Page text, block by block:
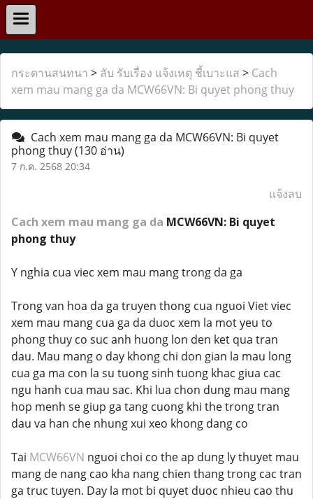
กระดานสนทนา > ลับ รับเรื่อง แจ้งเหตุ ชี้เบาะแส > Cach
xem mau mang ga da MCW66VN: Bi quyet phong thuy
Cach xem mau mang ga da MCW66VN: Bi quyet
phong thuy(130 อ่าน)
7 ก.ค. 2568 20:34
แจ้งลบ
Cach xem mau mang ga da MCW66VN: Bi quyet
phong thuy
Y nghia cua viec xem mau mang trong da ga
Trong van hoa da ga truyen thong cua nguoi Viet viec
xem mau mang cua ga da duoc xem la mot yeu to
phong thuy co suc anh huong lon den ket qua tran
dau. Mau mang o day khong chi don gian la mau long
cua ga ma con la su tuong sinh tuong khac giua cac
ngu hanh cua mau sac. Khi lua chon dung mau mang
hop menh se giup ga tang cuong khi the trong tran
dau va han che nhung xui xeo khong dang co
Tai MCW66VN nguoi choi co the ap dung ly thuyet mau
mang de nang cao kha nang chien thang trong cac tran
ga truc tuyen. Day la mot bi quyet duoc nhieu cao thu